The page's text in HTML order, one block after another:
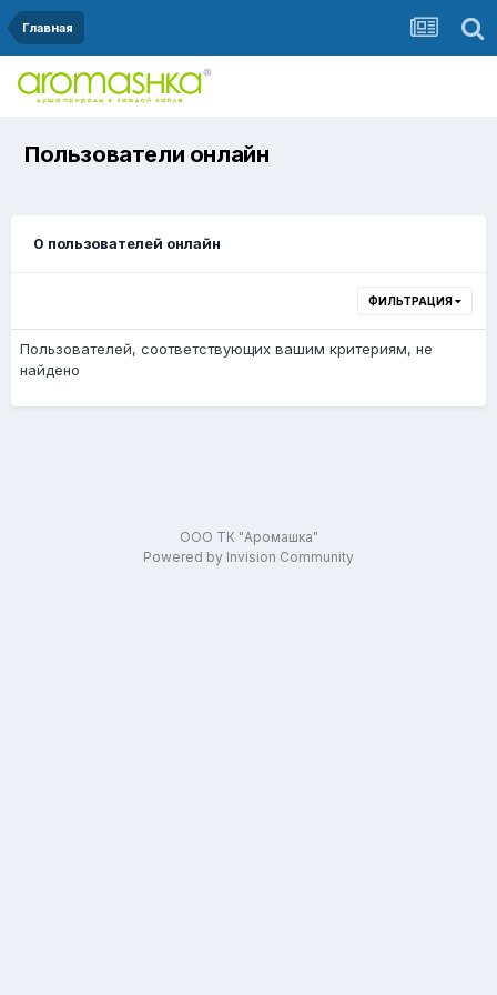
Главная
Пользователи онлайн
0 пользователей онлайн
ФИЛЬТРАЦИЯ
Пользователей, соответствующих вашим критериям, не
найдено
ООО ТК "Аромашка"
Powered by Invision Community